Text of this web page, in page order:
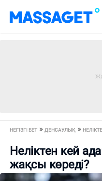
НЕГІЗГІ БЕТ ДЕНСАУЛЫҚ
Неліктен кей
жақсы көреді?